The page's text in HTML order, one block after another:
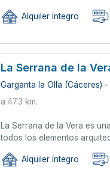
Alquiler íntegro
La Serrana de la
Garganta la Olla (Cáceres) -
a 47.3 km.
La Serrana de la Vera es
todos los elementos
Alquiler íntegro